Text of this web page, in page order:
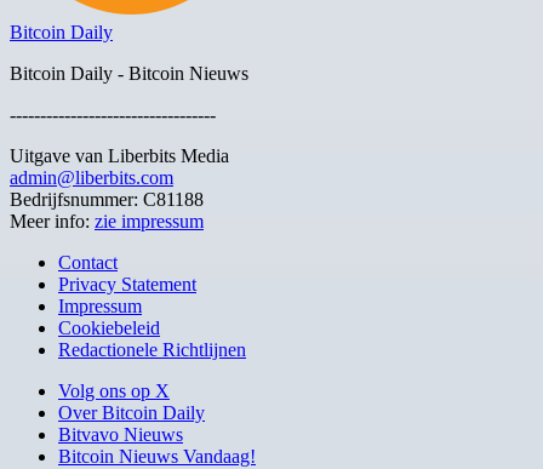
Bitcoin Daily
Bitcoin Daily - Bitcoin Nieuws
----------------------------------
Uitgave van Liberbits Media
admin@liberbits.com
Bedrijfsnummer: C81188
Meer info: zie impressum
Contact
Privacy Statement
Impressum
Cookiebeleid
Redactionele Richtlijnen
Volg ons op X
Over Bitcoin Daily
Bitvavo Nieuws
Bitcoin Nieuws Vandaag!